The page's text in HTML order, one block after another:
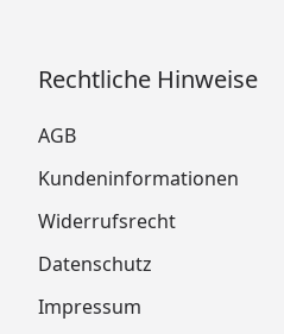
Rechtliche Hinweise
AGB
Kundeninformationen
Widerrufsrecht
Datenschutz
Impressum